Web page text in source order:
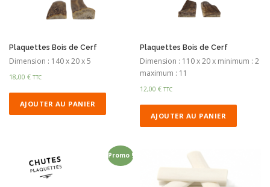
Plaquettes Bois de Cerf
Dimension : 140 x 20 x 5
18,00 € TTC
AJOUTER AU PANIER
Plaquettes Bois de Cerf
Dimension : 110 x 20 x minimum : 2
maximum : 11
12,00€ TTC
AJOUTER AU PANIER
Promo !